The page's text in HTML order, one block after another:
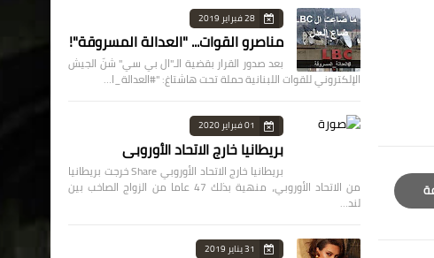
28 فبراير 2019
مناصرو القوات... "العدالة المسروقة"!
بعد صدور القرار بقضية الـ"ال بي سي" شنّ الجيش
الإلكتروني للقوات اللبنانية حملة تحت هاشتاغ: "#العدالة_ا…
01 فبراير 2020
بريطانيا خارج الاتحاد الأوروبي
بريطانيا خارج الاتحاد الأوروبي Share خرجت بريطانيا
من الاتحاد الأوروبي، منهية بذلك 47 عاما من الزواج الصاخب بين
لند…
31 يناير 2019